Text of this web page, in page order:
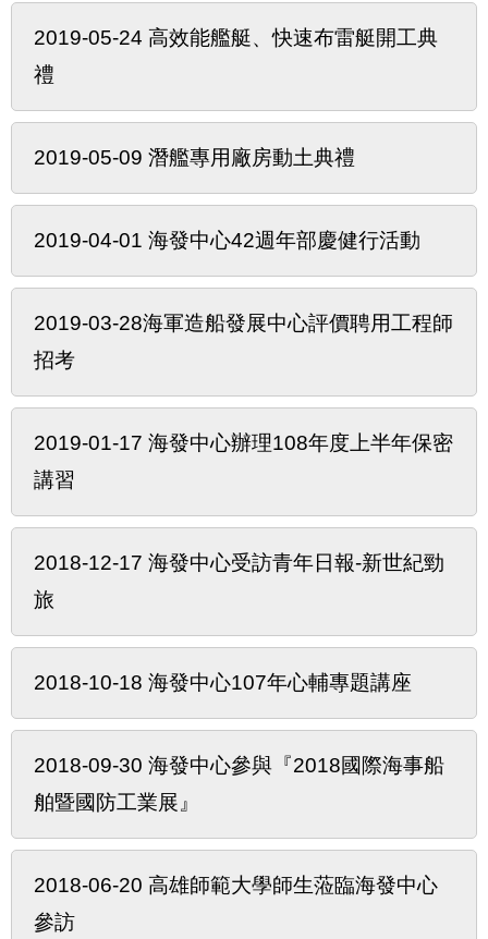
2019-05-24 高效能艦艇、快速布雷艇開工典
禮
2019-05-09 潛艦專用廠房動土典禮
2019-04-01 海發中心42週年部慶健行活動
2019-03-28海軍造船發展中心評價聘用工程師
招考
2019-01-17 海發中心辦理108年度上半年保密
講習
2018-12-17 海發中心受訪青年日報-新世紀勁
旅
2018-10-18 海發中心107年心輔專題講座
2018-09-30 海發中心參與『2018國際海事船
舶暨國防工業展』
2018-06-20 高雄師範大學師生蒞臨海發中心
參訪